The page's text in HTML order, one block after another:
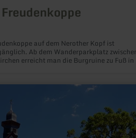
auf dem Nerother Kopf ist
Ab dem Wanderparkplatz
erreicht man die Burgruine zu Fuß in